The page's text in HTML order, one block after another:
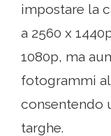
impostare la
a 2560 x
1080p, ma
fotogrammi
consentendo
targhe.